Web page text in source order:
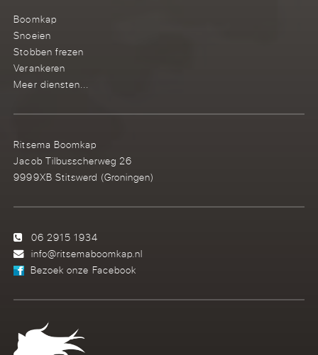
Boomkap
Snoeien
Stobben frezen
Verankeren
Meer diensten...
Ritsema Boomkap
Jacob Tilbusscherweg 26
9999XB Stitswerd (Groningen)
06 2915 1934
info@ritsemaboomkap.nl
Bezoek onze Facebook